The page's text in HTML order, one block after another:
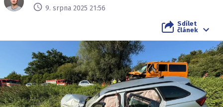
9. srpna 2025 21:56
Sdílet
článek